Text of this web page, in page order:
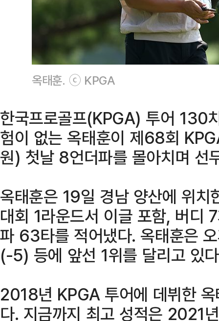
옥태훈. ⓒ KPGA
한국프로골프(KPGA) 투어 130
험이 없는 옥태훈이 제68회
원) 첫날 8언더파를 몰아치며 선
옥태훈은 19일 경남 양산에 위
대회 1라운드서 이글 포함, 버디
파 63타를 적어냈다. 옥태훈은
(-5) 등에 앞선 1위를 달리고 있
2018년 KPGA 투어에 데뷔한
다. 지금까지 최고 성적은 2021